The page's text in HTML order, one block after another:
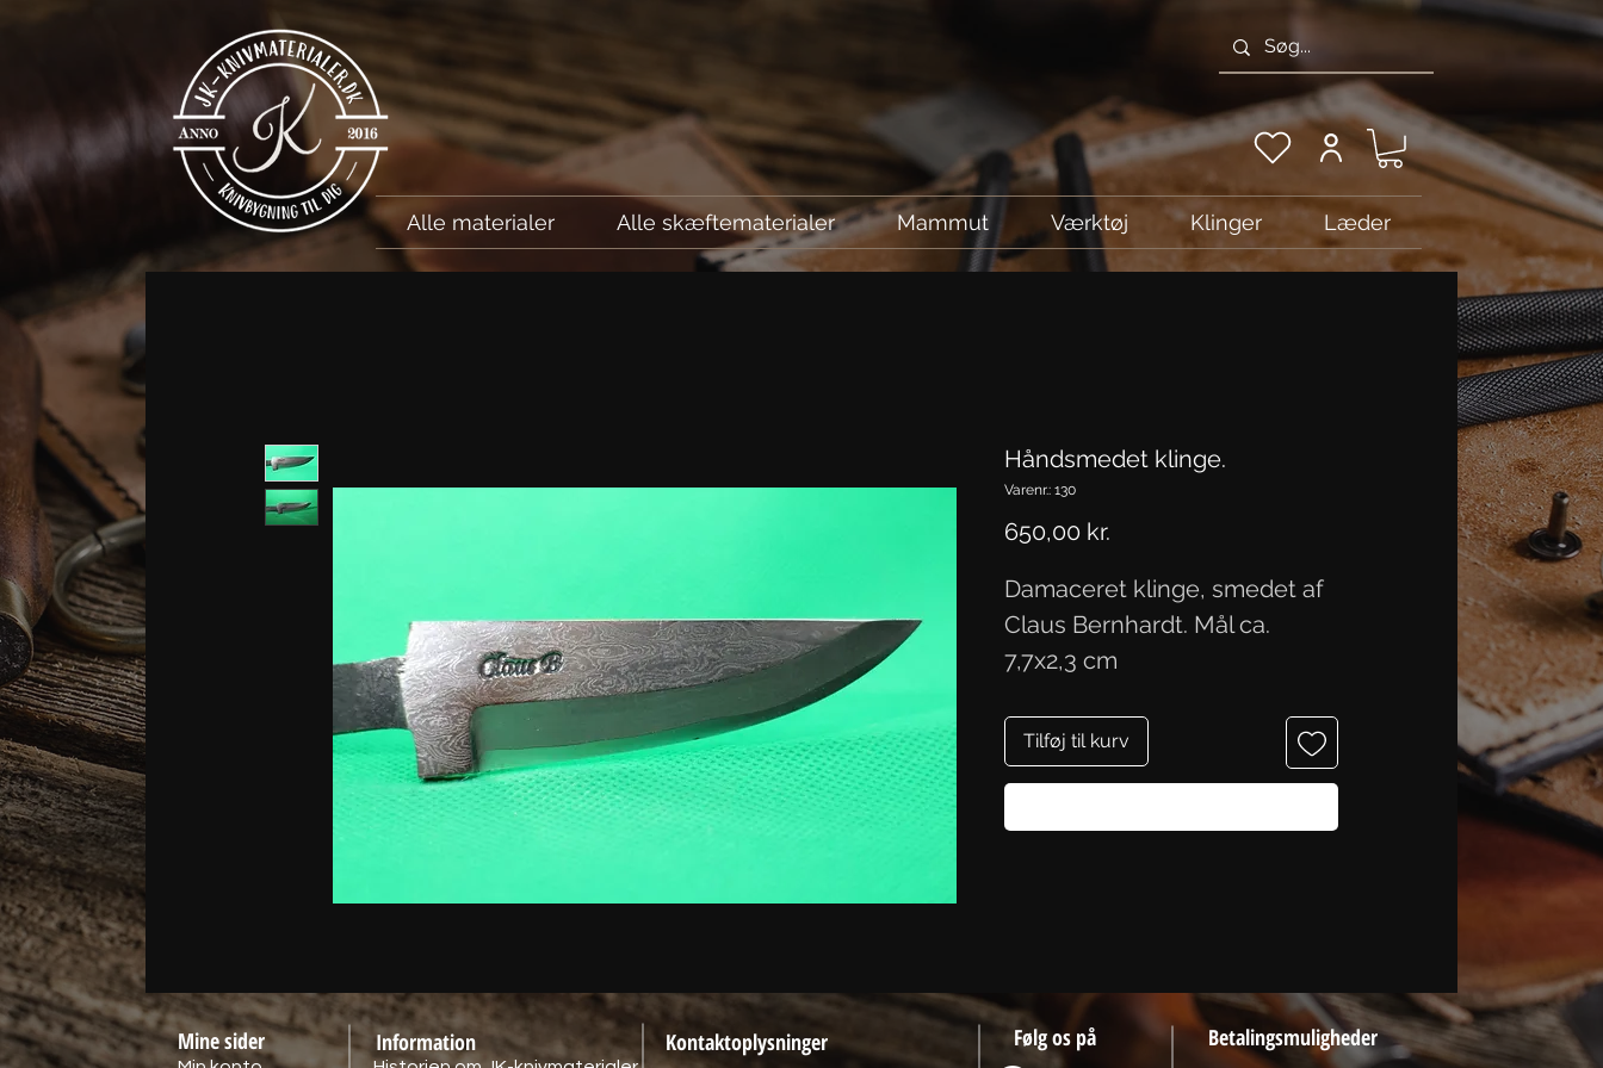
Alle materialer Alle skæftematerialer Mammut Værktøj Klinger Læder
Håndsmedet klinge.
Varenr.: 130
650,00 kr.
Damaceret klinge, smedet af
Claus Bernhardt. Mål ca.
7,7x2,3 cm
Tilføj til kurv
Mine sider Information Kontaktoplysninger Følg os på Betalingsmuligheder